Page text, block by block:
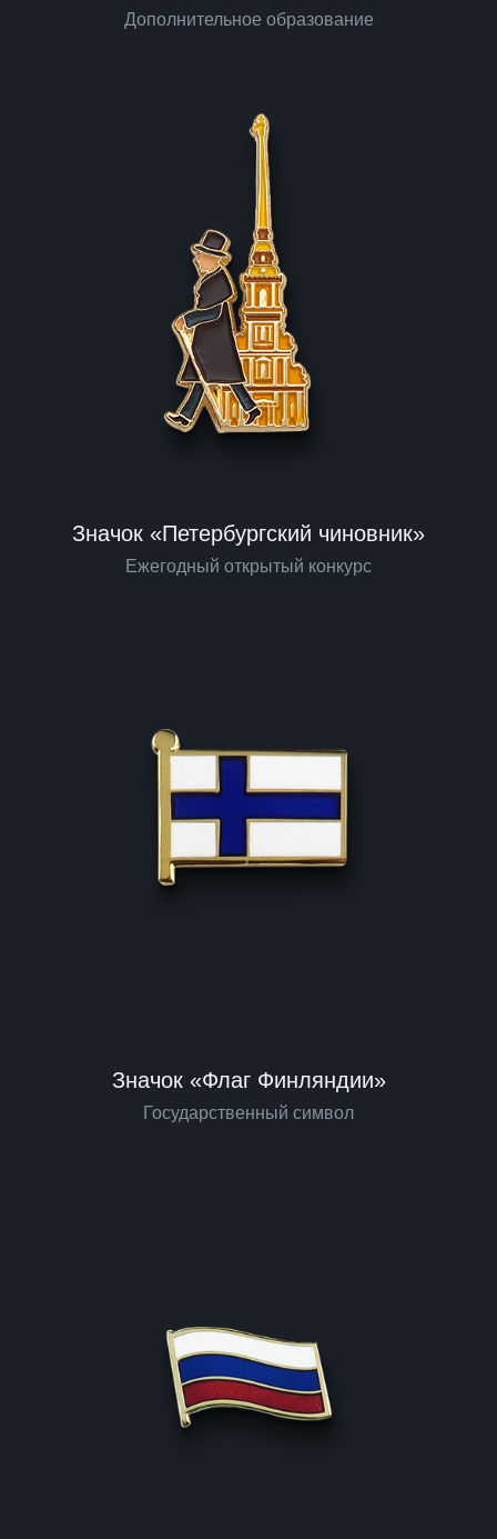
Дополнительное образование
Значок «Петербургский чиновник»
Ежегодный открытый конкурс
Значок «Флаг Финляндии»
Государственный символ